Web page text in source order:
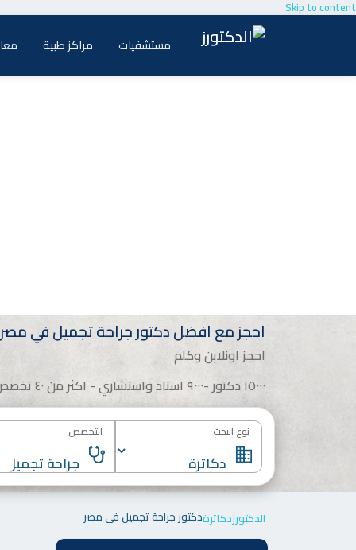
Skip to content
مستشفيات مراكز طبية
احجز مع افضل دكتور جراحة تجميل في مصر
احجز اونلاين وكلم
١٥٠٠٠ دكتور -٩٠٠٠ استاذ واستشاري - اكثر من ٤٠ تخصص
نوع البحث التخصص
الدكتورزدكاترةدكتور جراحة تجميل في مصر